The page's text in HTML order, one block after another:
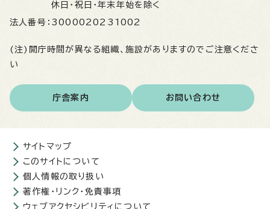
休日・祝日・年末年始を除く
法人番号： 3000020231002
(注)開庁時間が異なる組織、施設がありますのでご注意くださ
い
庁舎案内 お問い合わせ
サイトマップ
このサイトについて
個人情報の取り扱い
著作権・リンク・免責事項
ウェブアクセシビリティについて